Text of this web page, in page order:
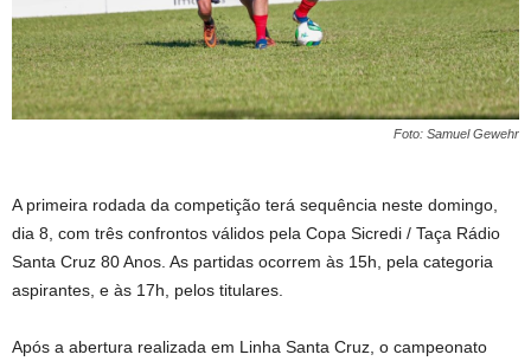
Foto: Samuel Gewehr
A primeira rodada da competição terá sequência neste domingo,
dia 8, com três confrontos válidos pela Copa Sicredi / Taça Rádio
Santa Cruz 80 Anos. As partidas ocorrem às 15h, pela categoria
aspirantes, e às 17h, pelos titulares.
Após a abertura realizada em Linha Santa Cruz, o campeonato